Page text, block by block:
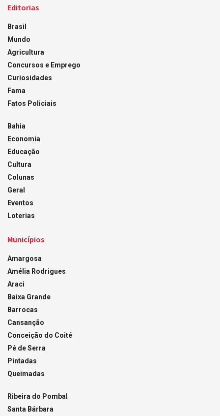
Editorias
Brasil
Mundo
Agricultura
Concursos e Emprego
Curiosidades
Fama
Fatos Policiais
Bahia
Economia
Educação
Cultura
Colunas
Geral
Eventos
Loterias
Municípios
Amargosa
Amélia Rodrigues
Araci
Baixa Grande
Barrocas
Cansanção
Conceição do Coité
Pé de Serra
Pintadas
Queimadas
Ribeira do Pombal
Santa Bárbara